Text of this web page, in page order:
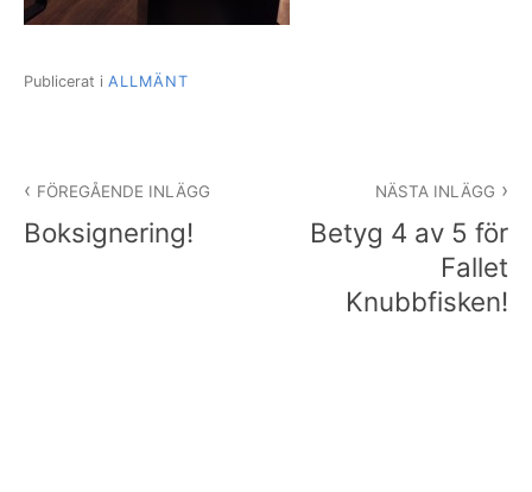
Publicerat i ALLMÄNT
FÖREGÅENDE INLÄGG
Boksignering!
NÄSTA INLÄGG
Betyg 4 av 5 för
Fallet
Knubbfisken!